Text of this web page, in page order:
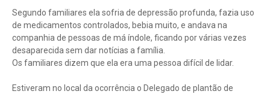
Segundo familiares ela sofria de depressão profunda, fazia uso
de medicamentos controlados, bebia muito, e andava na
companhia de pessoas de má índole, ficando por várias vezes
desaparecida sem dar notícias a família.
Os familiares dizem que ela era uma pessoa difícil de lidar.
Estiveram no local da ocorrência o Delegado de plantão de